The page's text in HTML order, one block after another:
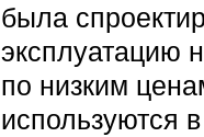
была
эксплуатацию
по низким
используются